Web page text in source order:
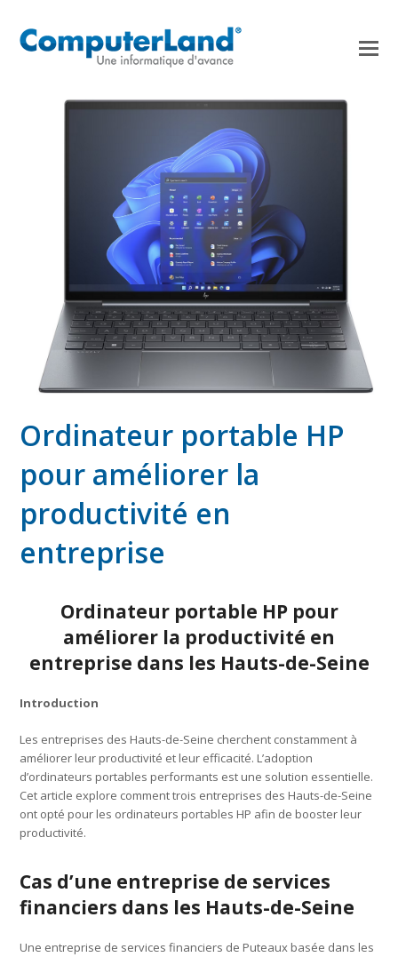
Ordinateur portable HP
pour améliorer la
productivité en
entreprise
Ordinateur portable HP pour
améliorer la productivité en
entreprise dans les Hauts-de-Seine
Introduction
Les entreprises des Hauts-de-Seine cherchent constamment à
améliorer leur productivité et leur efficacité. L’adoption
d’ordinateurs portables performants est une solution essentielle.
Cet article explore comment trois entreprises des Hauts-de-Seine
ont opté pour les ordinateurs portables HP afin de booster leur
productivité.
Cas d’une entreprise de services
financiers dans les Hauts-de-Seine
Une entreprise de services financiers de Puteaux basée dans les